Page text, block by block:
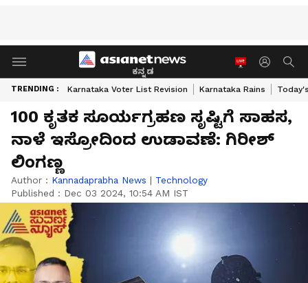
ಕನ್ನಡ
TRENDING : Karnataka Voter List Revision Karnataka Rains
100 ಕೃತಕ ಸೂರ್ಯಗ್ರಹಣ ಸೃಷ್ಟಿಗೆ ಸಾಹಸ,
ನಾಳೆ ಇಸ್ರೋದಿಂದ ಉಡಾವಣೆ: ಗಿರೀಶ್‌
ಲಿಂಗಣ್ಣ
Author : Kannadaprabha News | Technology
Published : Dec 03 2024, 10:54 AM IST